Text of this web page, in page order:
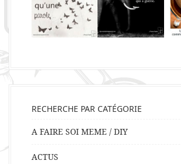
RECHERCHE PAR CATÉGORIE
A FAIRE SOI MEME / DIY
ACTUS